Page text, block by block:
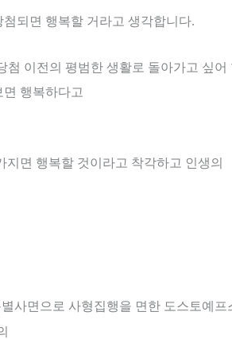
되면 행복할 거라고 생각합니다.
첨 이전의 평범한 생활로 돌아가고 싶어
행복하다고
면 행복할 것이라고 착각하고 인생의
사면으로 사형집행을 면한 도스토예프